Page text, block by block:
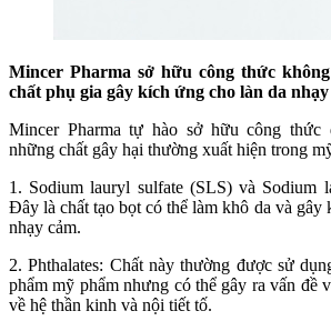
Mincer Pharma sở hữu công thức
chất phụ gia gây kích ứng cho làn da nhạy
Mincer Pharma tự hào sở hữu công
những chất gây hại thường xuất hiện trong
1. Sodium lauryl sulfate (SLS) và Sodium
Đây là chất tạo bọt có thể làm khô da và gây
nhạy cảm.
2. Phthalates: Chất này thường được sử
phẩm mỹ phẩm nhưng có thể gây ra vấn đề
về hệ thần kinh và nội tiết tố.